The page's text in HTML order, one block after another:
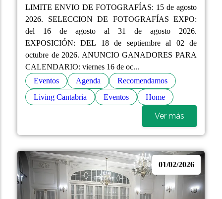
LIMITE ENVIO DE FOTOGRAFÍAS: 15 de agosto
2026. SELECCION DE FOTOGRAFÍAS EXPO:
del 16 de agosto al 31 de agosto 2026.
EXPOSICIÓN: DEL 18 de septiembre al 02 de
octubre de 2026. ANUNCIO GANADORES PARA
CALENDARIO: viernes 16 de oc...
Eventos
Agenda
Recomendamos
Living Cantabria
Eventos Home
Ver más
01/02/2026